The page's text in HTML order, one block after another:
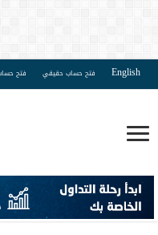
English فتح حساب حقيقي فتح